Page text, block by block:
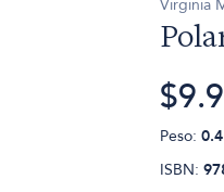
Virginia
Peso:
ISBN: